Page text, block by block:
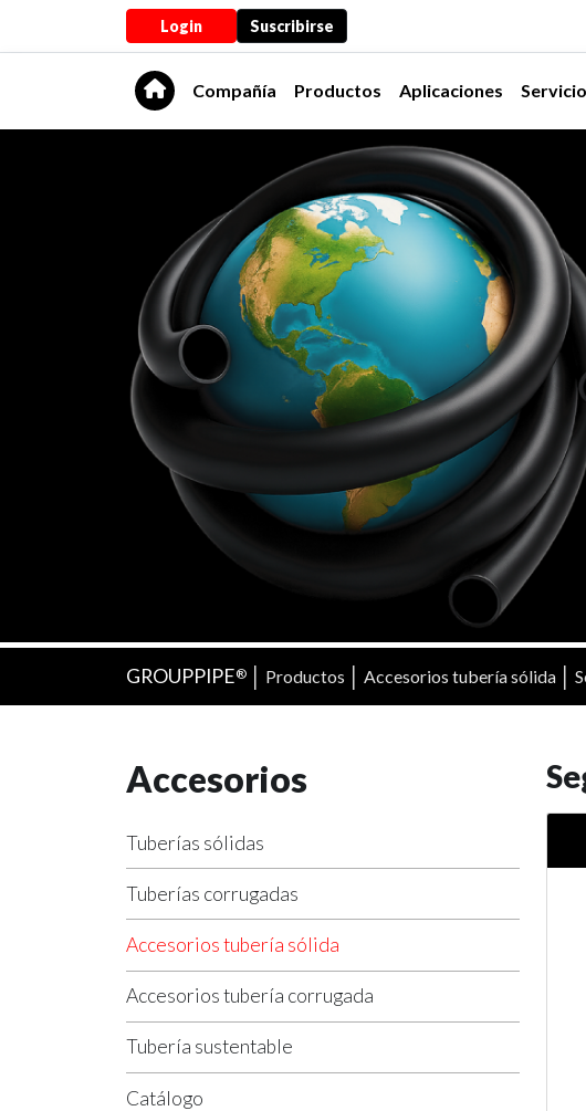
Login Suscribirse
Compañía Productos Aplicaciones
GROUPPIPE® Productos Accesorios tubería sólida
Accesorios
Tuberías sólidas
Tuberías corrugadas
Accesorios tubería sólida
Accesorios tubería corrugada
Tubería sustentable
Catálogo